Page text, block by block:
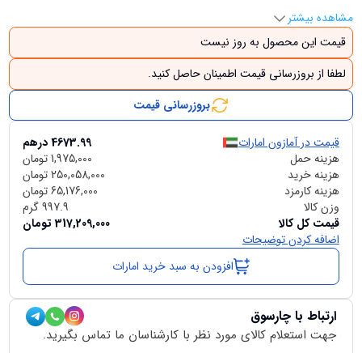
مشاهده بیشتر
قیمت این محصول به روز نیست
لطفا از بروزرسانی قیمت اطمینان حاصل کنید.
بروزرسانی قیمت
قیمت در آمازون امارات 4673.99درهم
هزینه حمل
1,975,000تومان
هزینه خرید
250,058,000تومان
هزینه کارمزد
65,176,000تومان
وزن کالا
997.9گرم
قیمت کل کالا
317,209,000 تومان
اضافه کردن توضیحات
افزودن به سبد خرید امارات
ارتباط با چارسوق
جهت استعلام کالای مورد نظر با کارشناسان ما تماس بگیرید.